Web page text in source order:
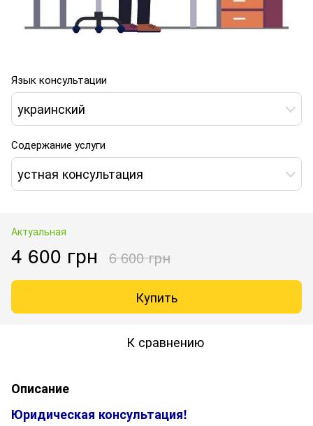
Язык консультации
украинский
Содержание услуги
устная консультация
Актуальная
4 600 грн 6 600 грн
Купить
К сравнению
Описание
Юридическая консультация!